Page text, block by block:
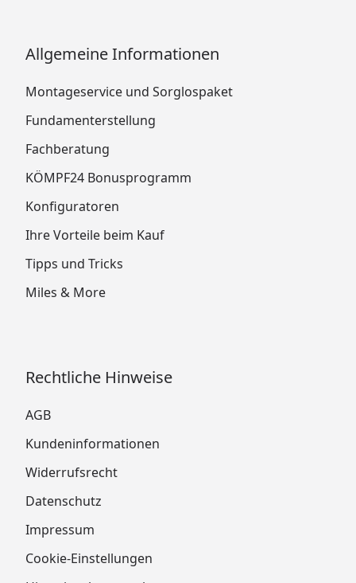
Allgemeine Informationen
Montageservice und Sorglospaket
Fundamenterstellung
Fachberatung
KÖMPF24 Bonusprogramm
Konfiguratoren
Ihre Vorteile beim Kauf
Tipps und Tricks
Miles & More
Rechtliche Hinweise
AGB
Kundeninformationen
Widerrufsrecht
Datenschutz
Impressum
Cookie-Einstellungen